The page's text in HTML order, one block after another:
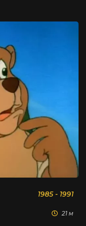
1985 - 1991
21 м